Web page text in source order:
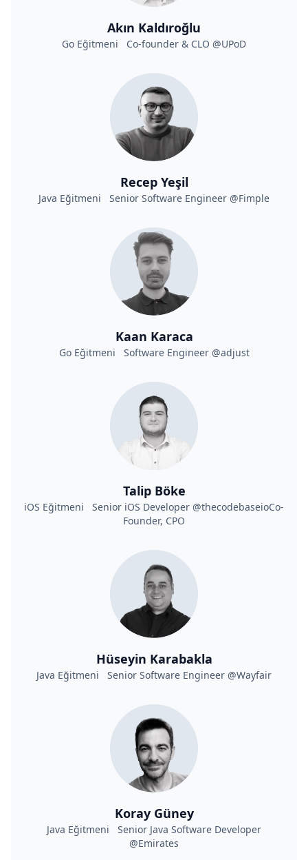
Akın Kaldıroğlu
Go Eğitmeni Co-founder & CLO @UPoD
Recep Yeşil
Java Eğitmeni Senior Software Engineer @Fimple
Kaan Karaca
Go Eğitmeni Software Engineer @adjust
Talip Böke
iOS Eğitmeni Senior iOS Developer @thecodebaseioCo-
Founder, CPO
Hüseyin Karabakla
Java Eğitmeni Senior Software Engineer @Wayfair
Koray Güney
Java Eğitmeni Senior Java Software Developer
@Emirates